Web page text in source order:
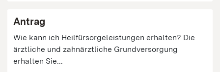
Antrag
Wie kann ich Heilfürsorgeleistungen erhalten? Die
ärztliche und zahnärztliche Grundversorgung
erhalten Sie...